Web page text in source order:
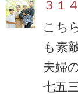
３１
こち
も素
夫婦
七五